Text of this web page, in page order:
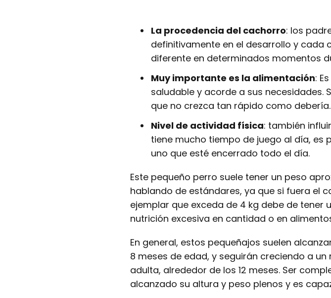
La procedencia del cachorro: los
definitivamente en el desarrollo y
diferente en determinados momentos
Muy importante es la alimentación:
saludable y acorde a sus
que no crezca tan rápido como debería.
Nivel de actividad física: también
tiene mucho tiempo de juego al día,
uno que esté encerrado todo el día.
Este pequeño perro suele tener un peso
hablando de estándares, ya que si fuera el
ejemplar que exceda de 4 kg debe de
nutrición excesiva en cantidad o en
En general, estos pequeñajos suelen
8 meses de edad, y seguirán creciendo a
adulta, alrededor de los 12 meses. Ser
alcanzado su altura y peso plenos y es